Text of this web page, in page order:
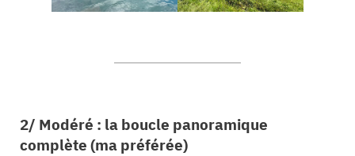
2/ Modéré : la boucle panoramique
complète (ma préférée)